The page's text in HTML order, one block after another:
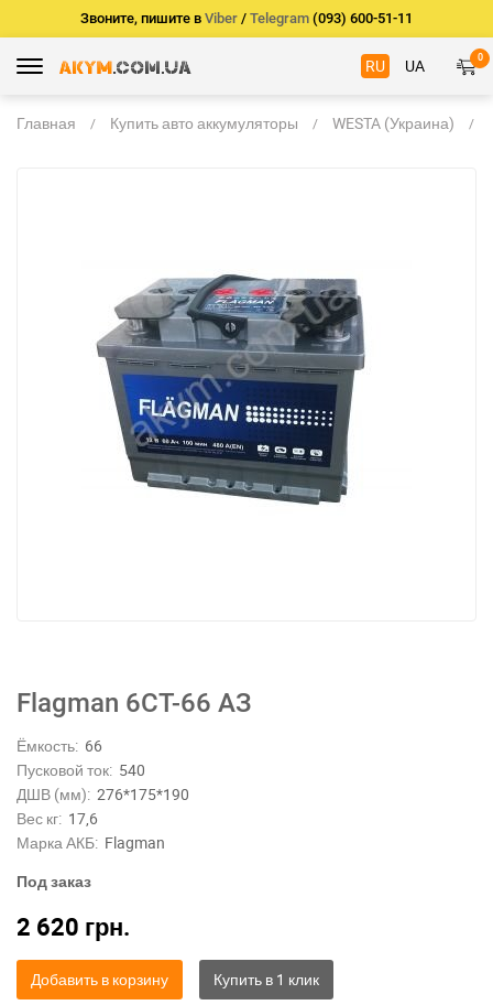
Звоните, пишите в Viber / Telegram (093) 600-51-11
RU UA 0
Главная Купить авто аккумуляторы WESTA (Украина)
Flagman 6СТ-66 АЗ
Ёмкость: 66
Пусковой ток: 540
ДШВ (мм): 276*175*190
Вес кг: 17,6
Марка АКБ: Flagman
Под заказ
2 620 грн.
Добавить в корзину